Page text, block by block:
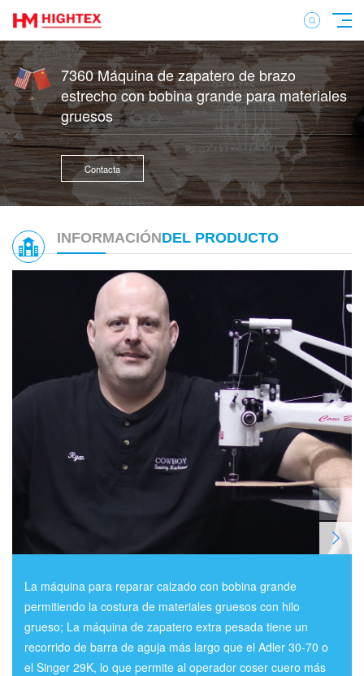
7360 Máquina de zapatero de brazo
estrecho con bobina grande para materiales
gruesos
Contacta
INFORMACIÓNDEL PRODUCTO
La máquina para reparar calzado con bobina grande
permitiendo la costura de materiales gruesos con hilo
grueso; La máquina de zapatero extra pesada tiene un
recorrido de barra de aguja más largo que el Adler 30-70 o
el Singer 29K, lo que permite al operador coser cuero más